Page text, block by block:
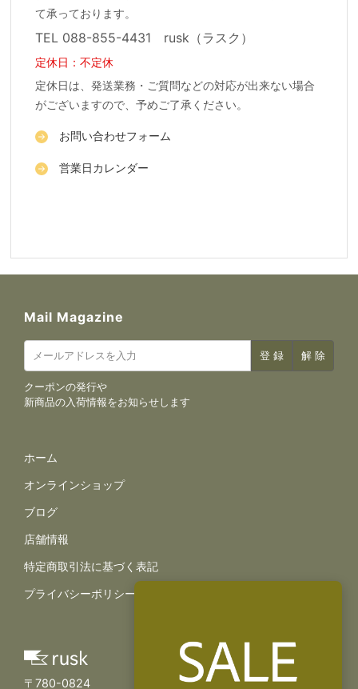
て承っております。
TEL 088-855-4431 rusk（ラスク）
定休日：不定休
定休日は、発送業務・ご質問などの対応が出来ない場合
がございますので、予めご了承ください。
お問い合わせフォーム
営業日カレンダー
Mail Magazine
クーポンの発行や
新商品の入荷情報をお知らせします
サイトナビゲーション
ホーム
オンラインショップ
ブログ
店舗情報
規約とポリシー
特定商取引法に基づく表記
プライバシーポリシー
〒780-0824